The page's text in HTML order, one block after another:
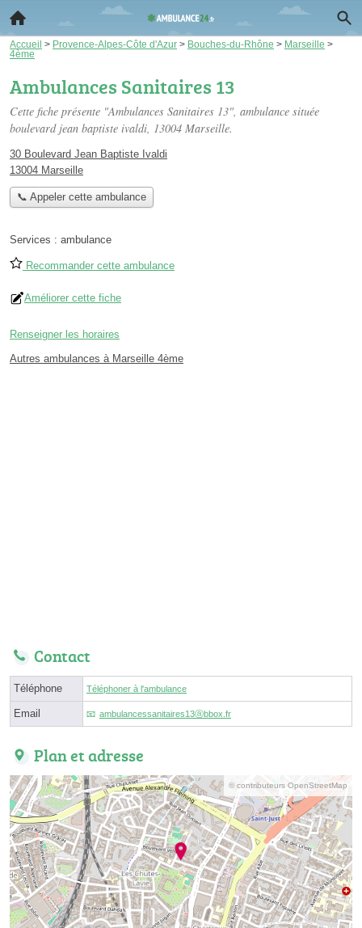
Accueil > Provence-Alpes-Côte d'Azur > Bouches-du-Rhône > Marseille >
4ème
Ambulances Sanitaires 13
Cette fiche présente "Ambulances Sanitaires 13", ambulance située
boulevard jean baptiste ivaldi, 13004 Marseille.
30 Boulevard Jean Baptiste Ivaldi
13004 Marseille
📞 Appeler cette ambulance
Services : ambulance
Recommander cette ambulance
Améliorer cette fiche
Renseigner les horaires
Autres ambulances à Marseille 4ème
Contact
Téléphone Téléphoner à l'ambulance
Email ambulancessanitaires13ⓐbbox.fr
Plan et adresse
© contributeurs OpenStreetMap